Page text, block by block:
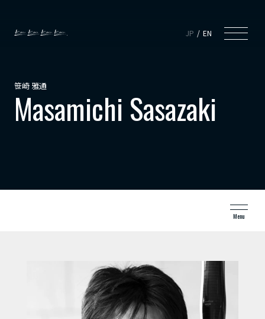
JP EN
笹崎 雅通
Masamichi Sasazaki
Menu